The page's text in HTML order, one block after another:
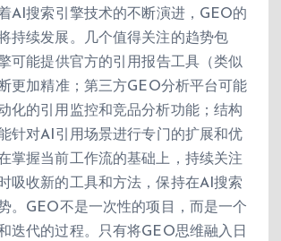
AI搜索引擎技术的不断演进，GEO的
持续发展。几个值得关注的趋势包
可能提供官方的引用报告工具（类似
更加精准；第三方GEO分析平台可能
化的引用监控和竞品分析功能；结构
针对AI引用场景进行专门的扩展和优
掌握当前工作流的基础上，持续关注
吸收新的工具和方法，保持在AI搜索
。GEO不是一次性的项目，而是一个
迭代的过程。只有将GEO思维融入日